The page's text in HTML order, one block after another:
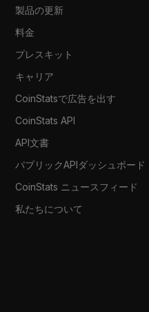
製品の更新
料金
プレスキット
キャリア
CoinStatsで広告を出す
CoinStats API
API文書
パブリックAPIダッシュボード
CoinStats ニュースフィード
私たちについて